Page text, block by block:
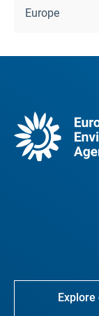
Europe